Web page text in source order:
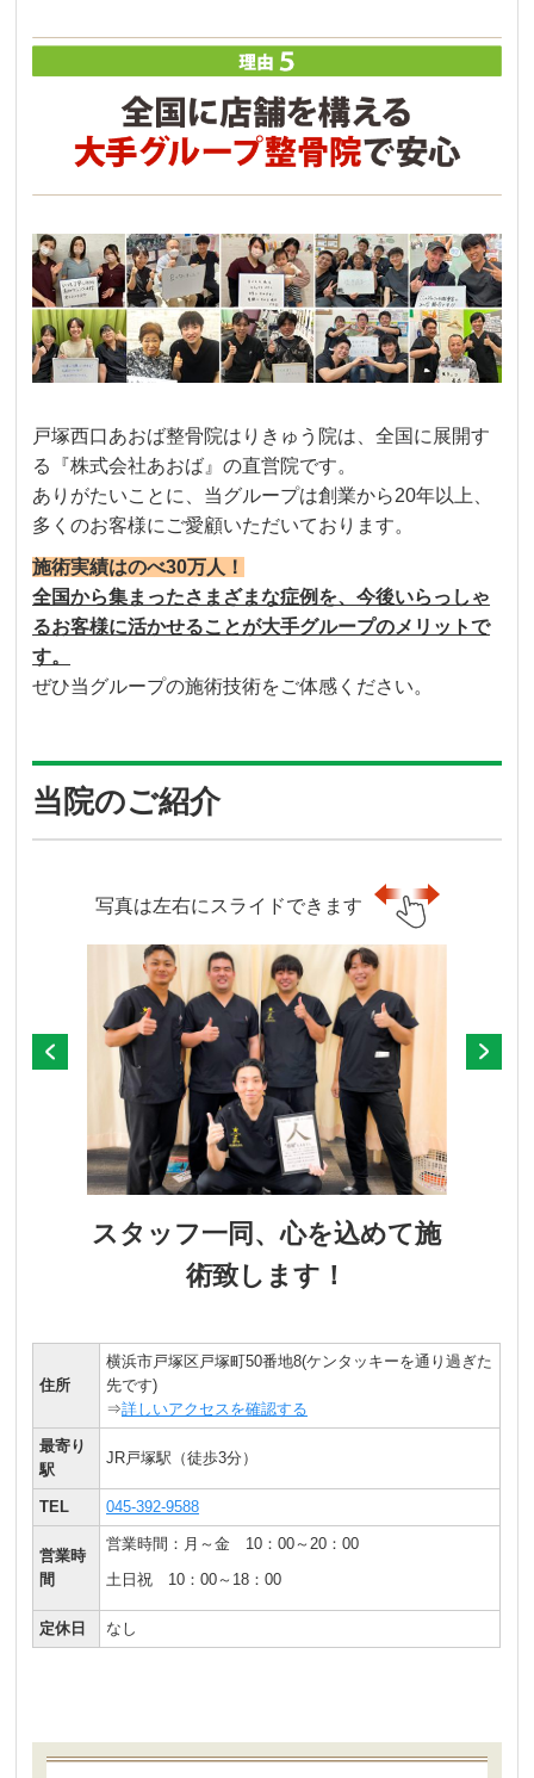
戸塚西口あおば整骨院はりきゅう院は、全国に展開す
る『株式会社あおば』の直営院です。
ありがたいことに、当グループは創業から20年以上、
多くのお客様にご愛顧いただいております。
施術実績はのべ30万人！
全国から集まったさまざまな症例を、今後いらっしゃ
るお客様に活かせることが大手グループのメリットで
す。
ぜひ当グループの施術技術をご体感ください。
当院のご紹介
写真は左右にスライドできます
スタッフ一同、心を込めて施
術致します！
住所
横浜市戸塚区戸塚町50番地8(ケンタッキーを通り過ぎた
先です)
⇒詳しいアクセスを確認する
最寄り
駅
JR戸塚駅（徒歩3分）
TEL 045-392-9588
営業時
間
営業時間：月～金 10：00～20：00
土日祝 10：00～18：00
定休日 なし